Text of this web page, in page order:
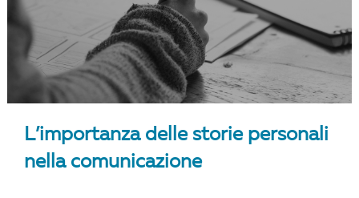
L’importanza delle storie personali
nella comunicazione